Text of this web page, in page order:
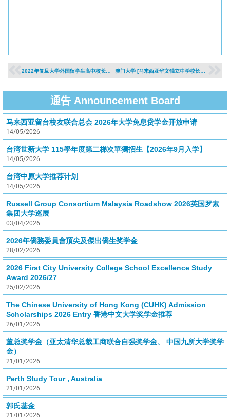
澳门大学 [马来西亚华文独立中学校长推荐入学] 计划 （2022年入学）
通告 Announcement Board
马来西亚留台校友联合总会 2026年大学免息贷学金开放申请
14/05/2026
台湾世新大学 115學年度第二梯次單獨招生【2026年9月入学】
14/05/2026
台湾中原大学推荐计划
14/05/2026
Russell Group Consortium Malaysia Roadshow 2026英国罗素
集团大学巡展
03/04/2026
2026年僑務委員會頂尖及傑出僑生奖学金
28/02/2026
2026 First City University College School Excellence Study
Award 2026/27
25/02/2026
The Chinese University of Hong Kong (CUHK) Admission
Scholarships 2026 Entry 香港中文大学奖学金推荐
26/01/2026
董总奖学金（亚太清华总裁工商联合自强奖学金、 中国九所大学奖学
金）
21/01/2026
Perth Study Tour , Australia
21/01/2026
郭氏基金
21/01/2026